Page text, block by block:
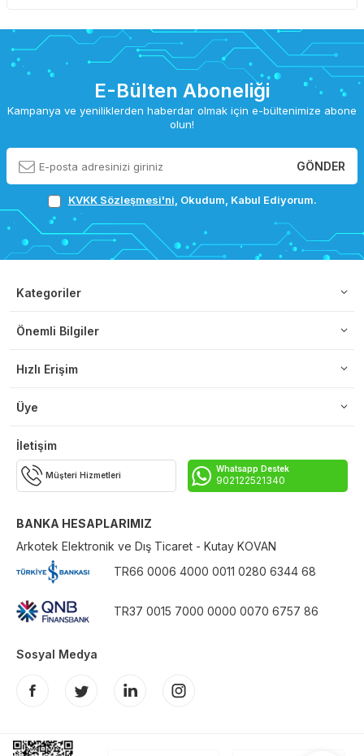
E-Bülten Aboneliği
Kampanya ve yeniliklerden haberdar olmak için e-bültenimize abone
olun!
GÖNDER
KVKK Sözleşmesi'ni , Okudum, Kabul Ediyorum.
Kategoriler
Önemli Bilgiler
Hızlı Erişim
Üye
İletişim
Müşteri Hizmetleri
Whatsapp Destek
902122521340
BANKA HESAPLARIMIZ
Arkotek Elektronik ve Dış Ticaret - Kutay KOVAN
TR66 0006 4000 0011 0280 6344 68
TR37 0015 7000 0000 0070 6757 86
Sosyal Medya